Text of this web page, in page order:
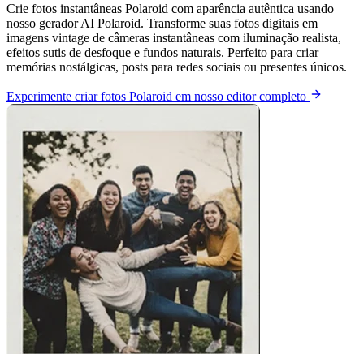
Crie fotos instantâneas Polaroid com aparência autêntica usando
nosso gerador AI Polaroid. Transforme suas fotos digitais em
imagens vintage de câmeras instantâneas com iluminação realista,
efeitos sutis de desfoque e fundos naturais. Perfeito para criar
memórias nostálgicas, posts para redes sociais ou presentes únicos.
Experimente criar fotos Polaroid em nosso editor completo